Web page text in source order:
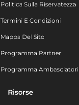
Politica Sulla Riservatezza
Termini E Condizioni
Mappa Del Sito
Programma Partner
Programma Ambasciatori
Risorse